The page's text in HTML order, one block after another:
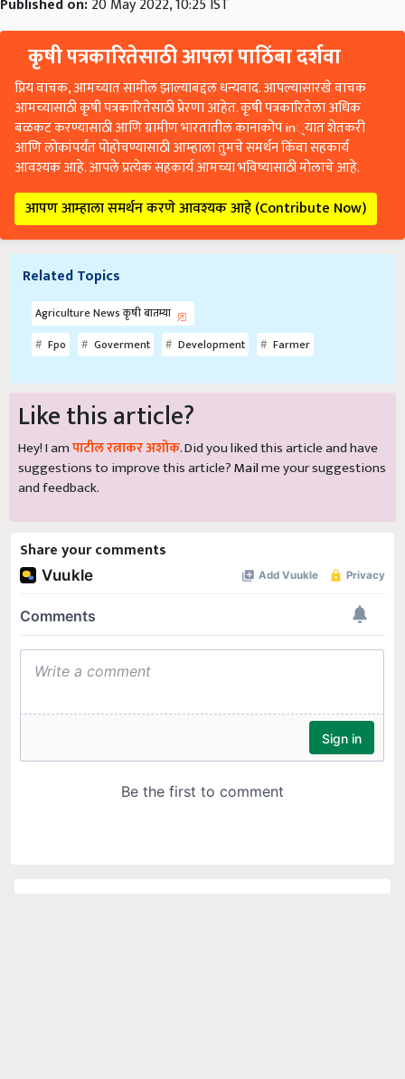
Published on:20 May 2022, 10:25 IST
कृषी पत्रकारितेसाठी आपला पाठिंबा दर्शवा
प्रिय वाचक, आमच्यात सामील झाल्याबद्दल धन्यवाद. आपल्यासारखे वाचक
आमच्यासाठी कृषी पत्रकारितेसाठी प्रेरणा आहेत. कृषी पत्रकारितेला अधिक
बळकट करण्यासाठी आणि ग्रामीण भारतातील कानाकोप in्यात शेतकरी
आणि लोकांपर्यंत पोहोचण्यासाठी आम्हाला तुमचे समर्थन किंवा सहकार्य
आवश्यक आहे. आपले प्रत्येक सहकार्य आमच्या भविष्यासाठी मोलाचे आहे.
आपण आम्हाला समर्थन करणे आवश्यक आहे (Contribute Now)
Related Topics
Agriculture News कृषी बातम्या
Fpo
Goverment Development Farmer
Like this article?
Hey! I amपाटील रत्नाकर अशोक. Did you liked this article and have
suggestions to improve this article?Mailme your suggestions
and feedback.
Share your comments